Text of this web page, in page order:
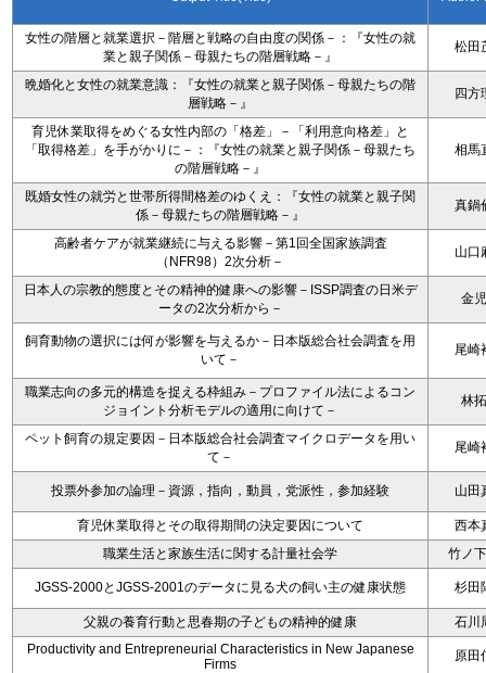
女性の階層と就業選択－階層と戦略の自由度の関係－：『女性の就
業と親子関係－母親たちの階層戦略－』
松田
晩婚化と女性の就業意識：『女性の就業と親子関係－母親たちの階
層戦略－』
四方
育児休業取得をめぐる女性内部の「格差」－「利用意向格差」と
「取得格差」を手がかりに－：『女性の就業と親子関係－母親たち
の階層戦略－』
相馬
既婚女性の就労と世帯所得間格差のゆくえ：『女性の就業と親子関
係－母親たちの階層戦略－』
真鍋
高齢者ケアが就業継続に与える影響－第1回全国家族調査
（NFR98）2次分析－
山口
日本人の宗教的態度とその精神的健康への影響－ISSP調査の日米デ
ータの2次分析から－
金
飼育動物の選択には何が影響を与えるか－日本版総合社会調査を用
いて－
尾崎
職業志向の多元的構造を捉える枠組み－プロファイル法によるコン
ジョイント分析モデルの適用に向けて－
林
ペット飼育の規定要因－日本版総合社会調査マイクロデータを用い
て－
尾崎
投票外参加の論理－資源，指向，動員，党派性，参加経験 山田
育児休業取得とその取得期間の決定要因について
西本
職業生活と家族生活に関する計量社会学
竹ノ
JGSS-2000とJGSS-2001のデータに見る犬の飼い主の健康状態 杉田
父親の養育行動と思春期の子どもの精神的健康
石川
Productivity and Entrepreneurial Characteristics in New Japanese
Firms
原田